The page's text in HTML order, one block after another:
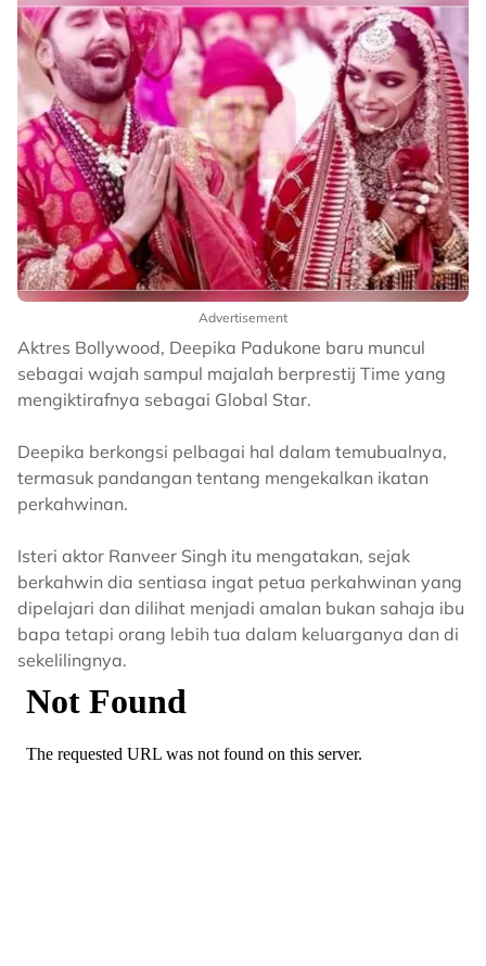
Advertisement
Aktres Bollywood, Deepika Padukone baru muncul
sebagai wajah sampul majalah berprestij Time yang
mengiktirafnya sebagai Global Star.
Deepika berkongsi pelbagai hal dalam temubualnya,
termasuk pandangan tentang mengekalkan ikatan
perkahwinan.
Isteri aktor Ranveer Singh itu mengatakan, sejak
berkahwin dia sentiasa ingat petua perkahwinan yang
dipelajari dan dilihat menjadi amalan bukan sahaja ibu
bapa tetapi orang lebih tua dalam keluarganya dan di
sekelilingnya.